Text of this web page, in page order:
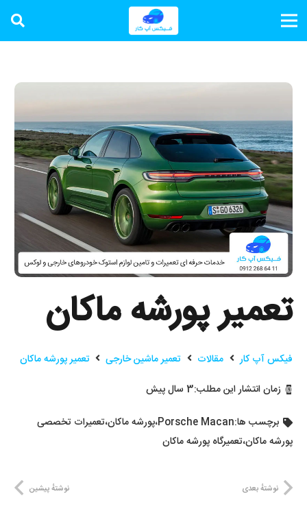
تعمیر پورشه ماکان
فیکس آپ کار مقالات تعمیر ماشین خارجی
تعمیر پورشه ماکان
زمان انتشار این مطلب:3 سال پیش
برچسب ها:Porsche Macan،پورشه ماکان،تعمیرات تخصصی
پورشه ماکان،تعمیرگاه پورشه ماکان
نوشتهٔ پیشین نوشتهٔ بعدی